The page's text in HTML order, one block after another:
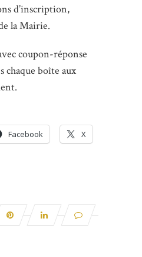
d’inscription,
la Mairie.
coupon-réponse
chaque boîte aux
Facebook X